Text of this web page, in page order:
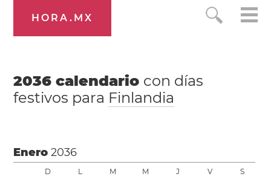
HORA.MX
2036 calendario con días
festivos para Finlandia
Enero2036
D L M M J V S